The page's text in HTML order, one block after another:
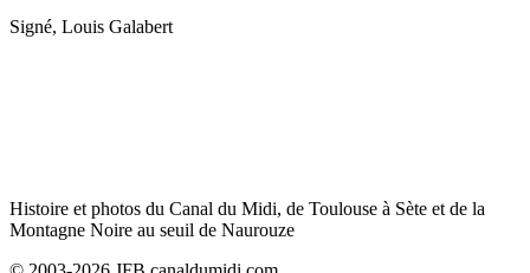
Signé, Louis Galabert
Histoire et photos du Canal du Midi, de Toulouse à Sète et de la
Montagne Noire au seuil de Naurouze